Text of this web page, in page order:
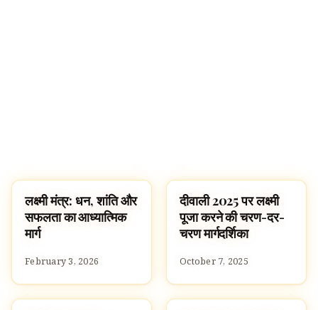
SLOKAS AND MANTRAS
लक्ष्मी मंत्र: धन, शांति और
सफलता का आध्यात्मिक
मार्ग
February 3, 2026
SLOKAS AND MANTRAS
दीवाली 2025 पर लक्ष्मी
पूजा करने की चरण-दर-
चरण मार्गदर्शिका
October 7, 2025